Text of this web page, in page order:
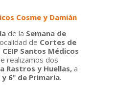
Cosme y Damián
de la Semana de
de Cortes de
CEIP Santos Médicos
realizamos dos
Rastros y Huellas, a
y 6º de Primaria.